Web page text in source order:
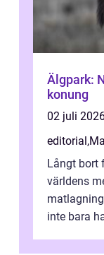
Älgpark:
konung
02 juli
editorial,
Långt bort
världens
inte bara